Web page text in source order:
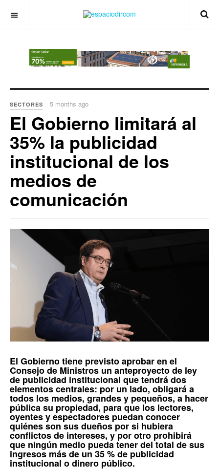
SECTORES 5 months ago
El Gobierno limitará al
35% la publicidad
institucional de los
medios de
comunicación
El Gobiernotiene previsto aprobar en el
Consejo de Ministros un anteproyecto de ley
de publicidad institucional que tendrá dos
elementos centrales: por un lado, obligará a
todos los medios, grandes y pequeños, a hacer
pública su propiedad, para que los lectores,
oyentes y espectadores puedan conocer
quiénes son sus dueños por si hubiera
conflictos de intereses, y por otro prohibirá
que ningún medio pueda tener del total de sus
ingresos más de un 35 % de publicidad
institucional o dinero público.